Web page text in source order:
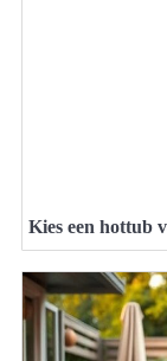
Kies een hottub